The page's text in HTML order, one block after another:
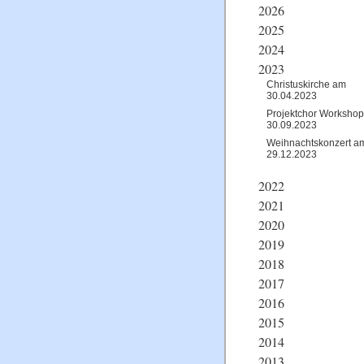
2026
2025
2024
2023
Christuskirche am
30.04.2023
Projektchor Workshop
30.09.2023
Weihnachtskonzert
29.12.2023
2022
2021
2020
2019
2018
2017
2016
2015
2014